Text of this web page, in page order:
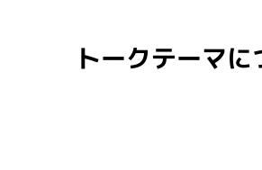
トークテーマに